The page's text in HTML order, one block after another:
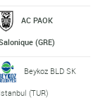
AC PAOK
(GRE)
Beykoz BLD SK
Istanbul (TUR)